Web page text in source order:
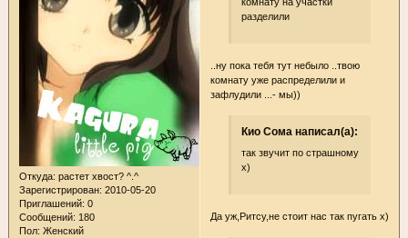
Откуда: растет хвост? ^.^
Зарегистрирован: 2010-05-20
Приглашений: 0
Сообщений: 180
Пол: Женский
разделили
..ну пока тебя тут небыло ..твою
комнату уже распределили и
зафлудили ...- мы))
Кио Сома написал(а):
так звучит по страшному
х)
Да уж,Ритсу,не стоит нас так пугать х)